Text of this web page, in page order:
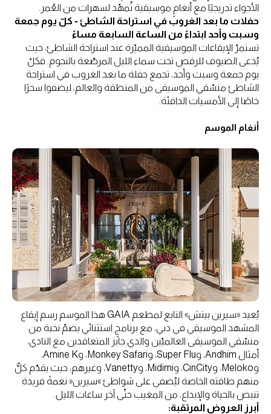
الأجواء تدريجيًا مع أنغامٍ موسيقية تُمهّد لسهرات من العُمر.
حفلات ما بعد الغروب في استراحة الشاطئ - كلّ يوم جمعة
وسبت وأحد ابتداءً من الساعة السابعة مساءً
تستمرّ الإيقاعات الموسيقية المميّزة عند استراحة الشاطئ، حيث
يُدعى الضيوف للرقص تحت سماء الليل المرصّعة بالنجوم. فكلّ
يوم جمعة وسبت وأحد، تجمع حفلة ما بعد الغروب في استراحة
الشاطئ منسّقي الموسيقى من المنطقة والعالم، ليضفوا سحرًا
خاصًا إلى الأمسيات الدافئة.
أنغام الموسم
يُعيد «سيرين بيتش» التابع لمطعم GAIA هذا الموسم رسم إيقاع
المشهد الموسيقي في دبي، مع برنامجٍ استثنائي يضمّ نخبة من
منسّقي الموسيقى العالميّين والدي جايز المتعاقدين مع النادي،
أمثال Andhim، وSuper Flu، وMonkey Safari، وAmine K،
وMeloko، وCinCity، وMidimi، وVanetty، وغيرهم، حيث يقدّم كلٌّ
منهم طاقته الخاصة ليُضفي على شواطئ »سيرين« نغمةً فريدة
تنبض بالحياة والإبداع، من المغيب حتّى آخر ساعات الليل.
أبرز العروض المرتقبة: